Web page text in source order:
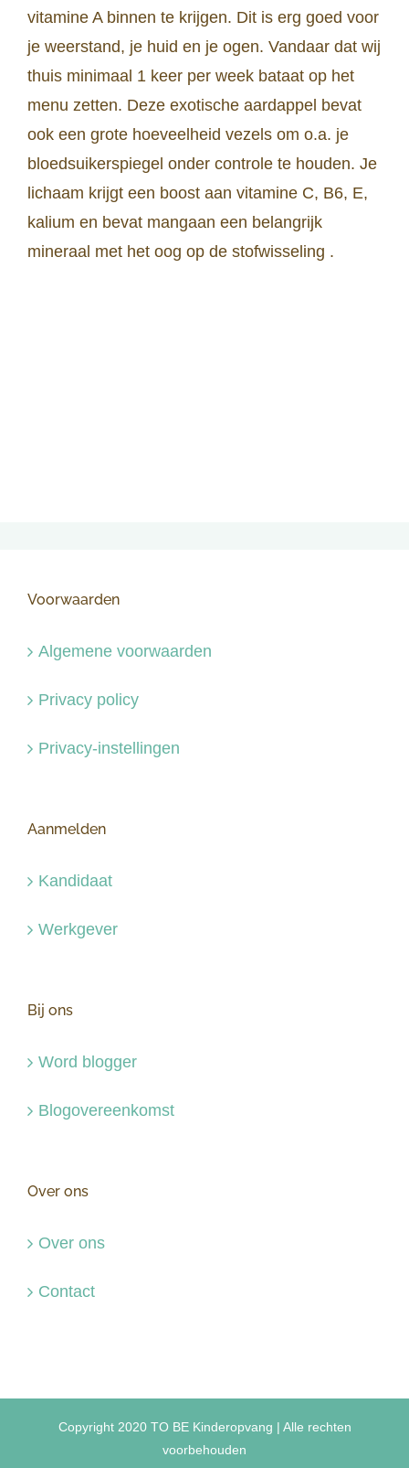
vitamine A binnen te krijgen. Dit is erg goed voor
je weerstand, je huid en je ogen. Vandaar dat wij
thuis minimaal 1 keer per week bataat op het
menu zetten. Deze exotische aardappel bevat
ook een grote hoeveelheid vezels om o.a. je
bloedsuikerspiegel onder controle te houden. Je
lichaam krijgt een boost aan vitamine C, B6, E,
kalium en bevat mangaan een belangrijk
mineraal met het oog op de stofwisseling .
Voorwaarden
Algemene voorwaarden
Privacy policy
Privacy-instellingen
Aanmelden
Kandidaat
Werkgever
Bij ons
Word blogger
Blogovereenkomst
Over ons
Over ons
Contact
Copyright 2020 TO BE Kinderopvang | Alle rechten
voorbehouden